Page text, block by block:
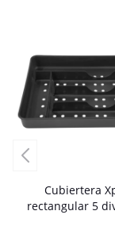
Cubiertera
rectangular 5